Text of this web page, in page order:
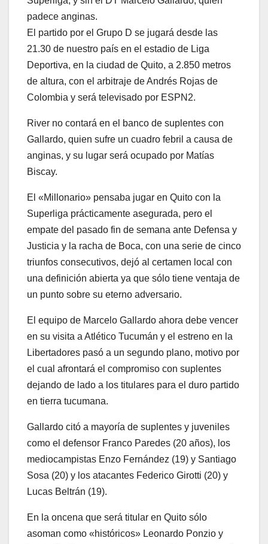
padece anginas.
El partido por el Grupo D se jugará desde las
21.30 de nuestro país en el estadio de Liga
Deportiva, en la ciudad de Quito, a 2.850 metros
de altura, con el arbitraje de Andrés Rojas de
Colombia y será televisado por ESPN2.
River no contará en el banco de suplentes con
Gallardo, quien sufre un cuadro febril a causa de
anginas, y su lugar será ocupado por Matías
Biscay.
El «Millonario» pensaba jugar en Quito con la
Superliga prácticamente asegurada, pero el
empate del pasado fin de semana ante Defensa y
Justicia y la racha de Boca, con una serie de cinco
triunfos consecutivos, dejó al certamen local con
una definición abierta ya que sólo tiene ventaja de
un punto sobre su eterno adversario.
El equipo de Marcelo Gallardo ahora debe vencer
en su visita a Atlético Tucumán y el estreno en la
Libertadores pasó a un segundo plano, motivo por
el cual afrontará el compromiso con suplentes
dejando de lado a los titulares para el duro partido
en tierra tucumana.
Gallardo citó a mayoría de suplentes y juveniles
como el defensor Franco Paredes (20 años), los
mediocampistas Enzo Fernández (19) y Santiago
Sosa (20) y los atacantes Federico Girotti (20) y
Lucas Beltrán (19).
En la oncena que será titular en Quito sólo
asoman como «históricos» Leonardo Ponzio y